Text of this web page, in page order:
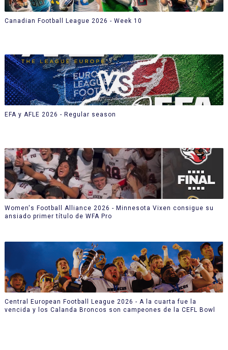
Canadian Football League 2026 - Week 10
EFA y AFLE 2026 - Regular season
Women's Football Alliance 2026 - Minnesota Vixen consigue su
ansiado primer título de WFA Pro
Central European Football League 2026 - A la cuarta fue la
vencida y los Calanda Broncos son campeones de la CEFL Bowl